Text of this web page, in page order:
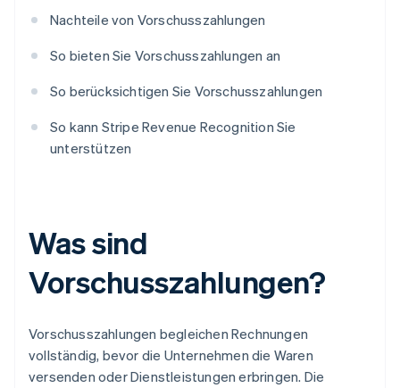
Nachteile von Vorschusszahlungen
So bieten Sie Vorschusszahlungen an
So berücksichtigen Sie Vorschusszahlungen
So kann Stripe Revenue Recognition Sie
unterstützen
Was sind
Vorschusszahlungen?
Vorschusszahlungen begleichen Rechnungen
vollständig, bevor die Unternehmen die Waren
versenden oder Dienstleistungen erbringen. Die